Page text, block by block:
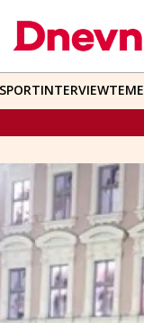
SPORTINTERVIEWTEME